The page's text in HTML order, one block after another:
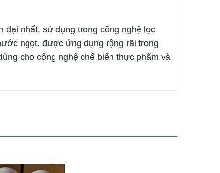
đại nhất, sử dụng trong công nghệ lọc
ngọt. được ứng dụng rộng rãi trong
cho công nghệ chế biến thực phẩm và